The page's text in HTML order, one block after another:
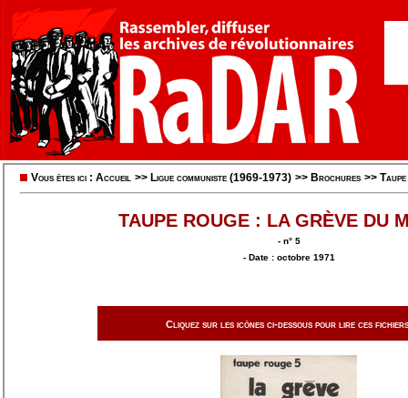
Vous êtes ici : Accueil >> Ligue communiste (1969-1973) >> Brochures >>
TAUPE ROUGE : LA GRÈVE DU
- n° 5
- Date : octobre 1971
Cliquez sur les icônes ci-dessous pour lire ces